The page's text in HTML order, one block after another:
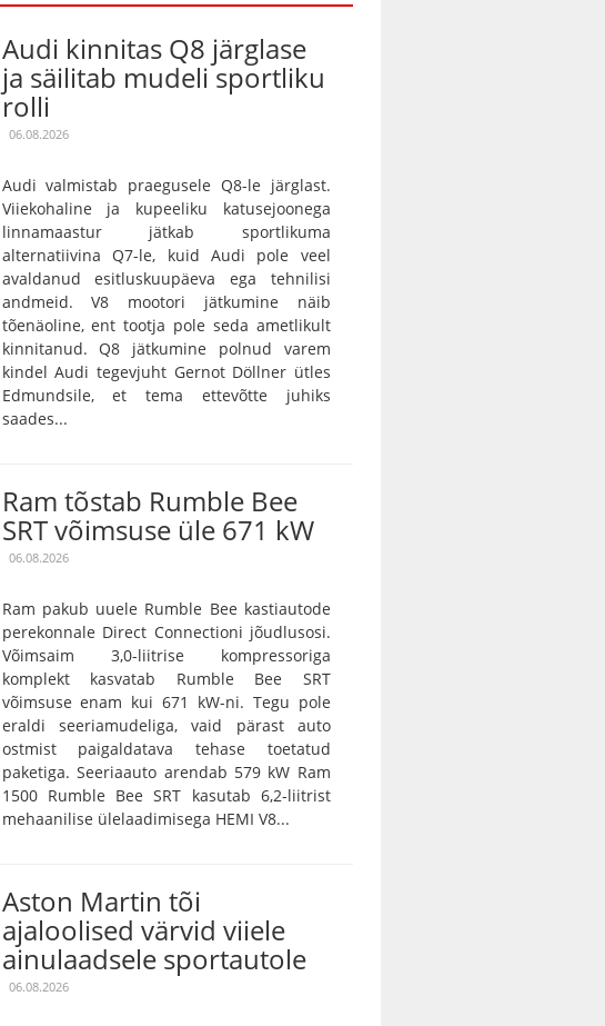
Audi kinnitas Q8 järglase
ja säilitab mudeli sportliku
rolli
06.08.2026
Audi valmistab praegusele Q8-le järglast.
Viiekohaline ja kupeeliku katusejoonega
linnamaastur jätkab sportlikuma
alternatiivina Q7-le, kuid Audi pole veel
avaldanud esitluskuupäeva ega tehnilisi
andmeid. V8 mootori jätkumine näib
tõenäoline, ent tootja pole seda ametlikult
kinnitanud. Q8 jätkumine polnud varem
kindel Audi tegevjuht Gernot Döllner ütles
Edmundsile, et tema ettevõtte juhiks
saades...
Ram tõstab Rumble Bee
SRT võimsuse üle 671 kW
06.08.2026
Ram pakub uuele Rumble Bee kastiautode
perekonnale Direct Connectioni jõudlusosi.
Võimsaim 3,0-liitrise kompressoriga
komplekt kasvatab Rumble Bee SRT
võimsuse enam kui 671 kW-ni. Tegu pole
eraldi seeriamudeliga, vaid pärast auto
ostmist paigaldatava tehase toetatud
paketiga. Seeriaauto arendab 579 kW Ram
1500 Rumble Bee SRT kasutab 6,2-liitrist
mehaanilise ülelaadimisega HEMI V8...
Aston Martin tõi
ajaloolised värvid viiele
ainulaadsele sportautole
06.08.2026